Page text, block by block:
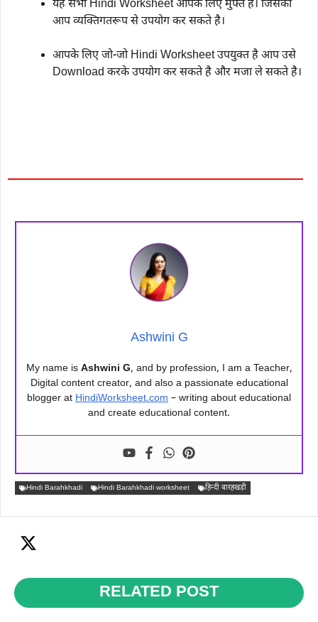
यह सभी Hindi Worksheet आपके लिए मुफ्त है। जिसका
आप व्यक्तिगतरूप से उपयोग कर सकते है।
आपके लिए जो-जो Hindi Worksheet उपयुक्त है आप उसे
Download करके उपयोग कर सकते है और मजा ले सकते है।
Ashwini G
My name is Ashwini G, and by profession, I am a Teacher,
Digital content creator, and also a passionate educational
blogger at HindiWorksheet.com – writing about educational
and create educational content.
Hindi Barahkhadi Hindi Barahkhadi worksheet हिन्दी बारहखड़ी
RELATED POST